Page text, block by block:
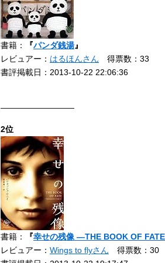
書籍： 『パンダ銭湯』
レビュアー： はるほんさん 得票数：33
書評掲載日：2013-10-22 22:06:36
—————————
2位
書籍： 『幸せの残像 ―THE BOOK OF
レビュアー： Wings to flyさん 得票数：30